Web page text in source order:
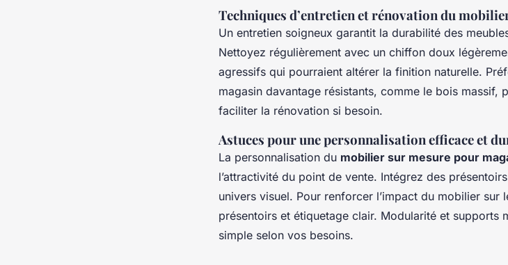
Techniques d’entretien et rénovation du
Un entretien soigneux garantit la durabilité des
Nettoyez régulièrement avec un chiffon doux
agressifs qui pourraient altérer la finition naturelle.
magasin davantage résistants, comme le bois massif,
faciliter la rénovation si besoin.
Astuces pour une personnalisation efficace et
La personnalisation du mobilier sur mesure pour
l’attractivité du point de vente. Intégrez des
univers visuel. Pour renforcer l’impact du mobilier sur
présentoirs et étiquetage clair. Modularité et supports
simple selon vos besoins.